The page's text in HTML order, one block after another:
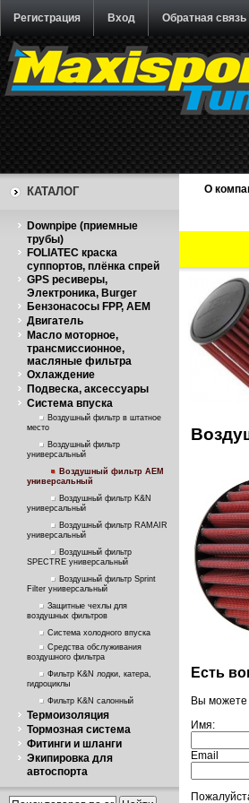
Регистрация Вход Обратная связь
КАТАЛОГ
Downpipe (приемные
трубы)
FOLIATEC краска
суппортов, плёнка спрей
GPS ресиверы,
Электроника, Burger
Бензонасосы FPP, AEM
Двигатель
Масло моторное,
трансмиссионное,
масляные фильтра
Охлаждение
Подвеска, аксессуары
Система впуска
Воздушный фильтр в штатное
место
Воздушный фильтр
универсальный
Воздушный фильтр AEM
универсальный
Воздушный фильтр K&N
универсальный
Воздушный фильтр RAMAIR
универсальный
Воздушный фильтр
SPECTRE универсальный
Воздушный фильтр Sprint
Filter универсальный
Защитные чехлы для
воздушных фильтров
Система холодного впуска
Средства обслуживания
воздушного фильтра
Фильтр K&N лодки, катера,
гидроциклы
Фильтр K&N салонный
Термоизоляция
Тормозная система
Фитинги и шланги
Экипировка для
автоспорта
О
Есть
Вы
Имя:
Email